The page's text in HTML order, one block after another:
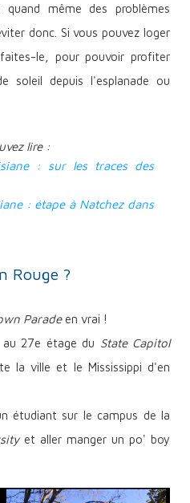
même des problèmes
donc. Si vous pouvez loger
le, pour pouvoir profiter
soleil depuis l'esplanade ou
lire :
: sur les traces des
: étape à Natchez dans
Rouge ?
Paradeen vrai !
27e étage du State Capitol
la ville et le Mississippi d'en
étudiant sur le campus de la
et aller manger un po' boy